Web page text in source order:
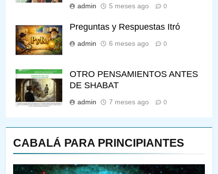
CABALÁ PARA PRINCIPIANTES
admin 5 meses ago 0
Preguntas y Respuestas Itró
admin 6 meses ago 0
OTRO PENSAMIENTOS ANTES
DE SHABAT
admin 7 meses ago 0